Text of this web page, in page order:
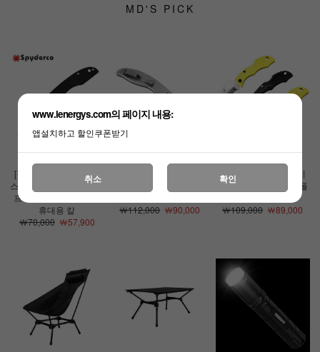
MD'S PICK
[정품][스파이더코]그래
스호퍼 G10(F) 폴딩 나이
프 EDC 등산 캠핑 낚시
휴대용 칼
￦70,000￦57,900
￦112,000 ￦90,000
[정품][스파이더코]레이
디버그3 나이프 EDC 폴
￦109,000 ￦89,000
www.lenergys.com의 페이지 내용:
앱설치하고 할인쿠폰받기
취소 확인